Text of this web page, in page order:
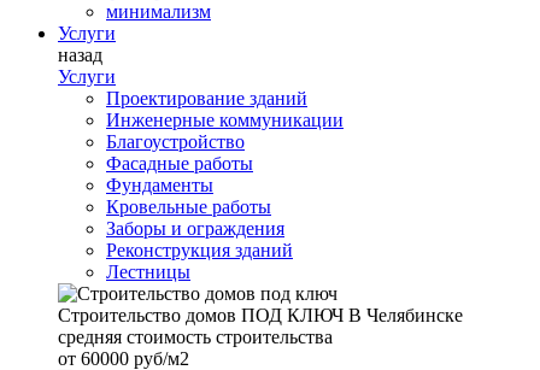
минимализм
Услуги
назад
Услуги
Проектирование зданий
Инженерные коммуникации
Благоустройство
Фасадные работы
Фундаменты
Кровельные работы
Заборы и ограждения
Реконструкция зданий
Лестницы
Строительство домов ПОД КЛЮЧ В Челябинске
средняя стоимость строительства
от 60000 руб/м2